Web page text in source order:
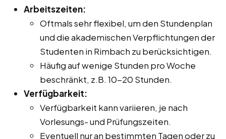
Arbeitszeiten:
Oftmals sehr flexibel, um den Stundenplan
und die akademischen Verpflichtungen der
Studenten in Rimbach zu berücksichtigen.
Häufig auf wenige Stunden pro Woche
beschränkt, z.B. 10-20 Stunden.
Verfügbarkeit:
Verfügbarkeit kann variieren, je nach
Vorlesungs- und Prüfungszeiten.
Eventuell nur an bestimmten Tagen oder zu